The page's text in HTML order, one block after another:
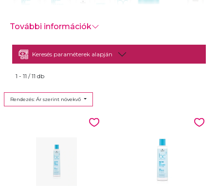
Ápolás normál és száraz, hullámos vagy töredezett
hajra.
További információk
Keresés paraméterek alapján
1 - 11 / 11 db
Rendezés: Ár szerint növekvő